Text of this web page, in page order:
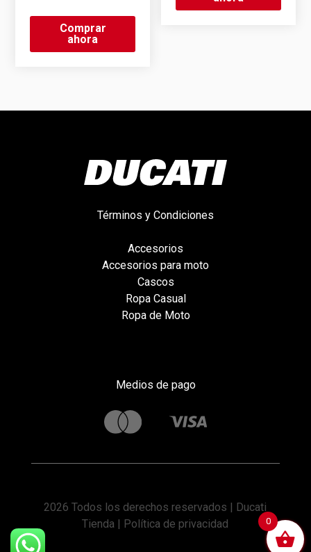
Comprar
ahora
Términos y Condiciones
Accesorios
Accesorios para moto
Cascos
Ropa Casual
Ropa de Moto
Medios de pago
2026 Todos los derechos reservados | Ducati
Tienda | Política de privacidad 0